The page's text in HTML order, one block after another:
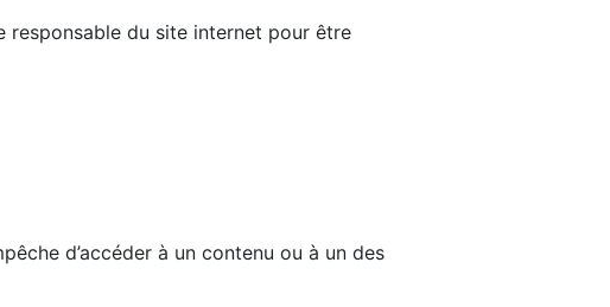
responsable du site internet pour être
d’accéder à un contenu ou à un des